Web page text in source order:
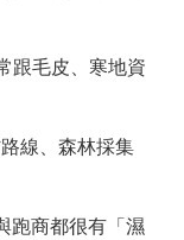
跟毛皮、寒地資
線、森林採集
跑商都很有「濕